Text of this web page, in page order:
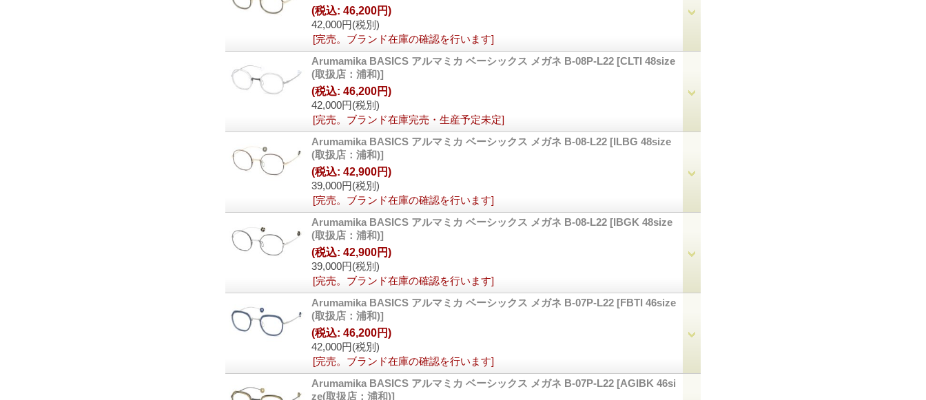
42,000円(税別)
(税込: 46,200円)
[完売。ブランド在庫の確認を行います]
Arumamika BASICS アルマミカ ベーシックス メガネ B-08P-L22 [CLTI 48size
(取扱店：浦和)]
42,000円(税別)
(税込: 46,200円)
[完売。ブランド在庫完売・生産予定未定]
Arumamika BASICS アルマミカ ベーシックス メガネ B-08-L22 [ILBG 48size
(取扱店：浦和)]
39,000円(税別)
(税込: 42,900円)
[完売。ブランド在庫の確認を行います]
Arumamika BASICS アルマミカ ベーシックス メガネ B-08-L22 [IBGK 48size
(取扱店：浦和)]
39,000円(税別)
(税込: 42,900円)
[完売。ブランド在庫の確認を行います]
Arumamika BASICS アルマミカ ベーシックス メガネ B-07P-L22 [FBTI 46size
(取扱店：浦和)]
42,000円(税別)
(税込: 46,200円)
[完売。ブランド在庫の確認を行います]
Arumamika BASICS アルマミカ ベーシックス メガネ B-07P-L22 [AGIBK 46si
ze(取扱店：浦和)]